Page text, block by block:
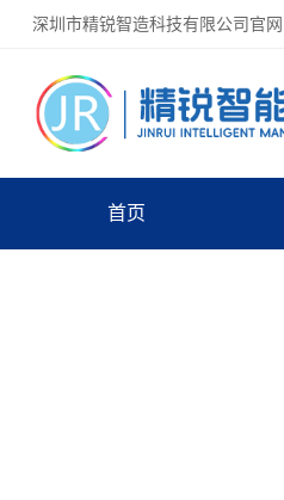
深圳市精锐智造科技有限公司官网
首页